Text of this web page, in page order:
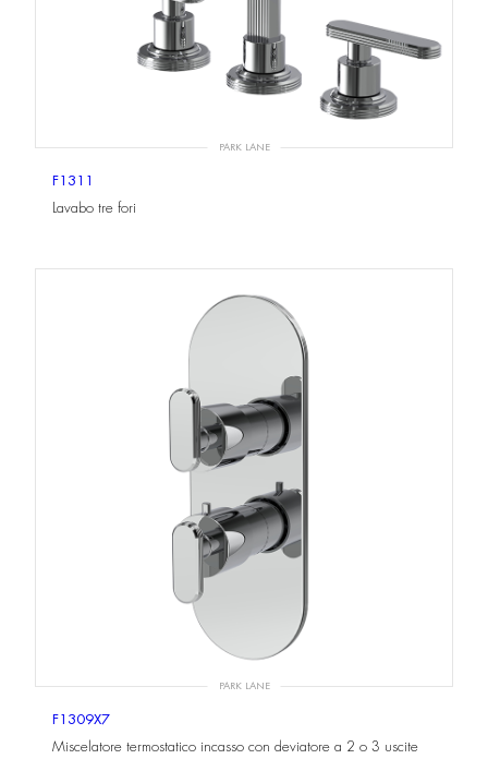
PARK LANE
F1311
Lavabo tre fori
PARK LANE
F1309X7
Miscelatore termostatico incasso con deviatore a 2 o 3 uscite